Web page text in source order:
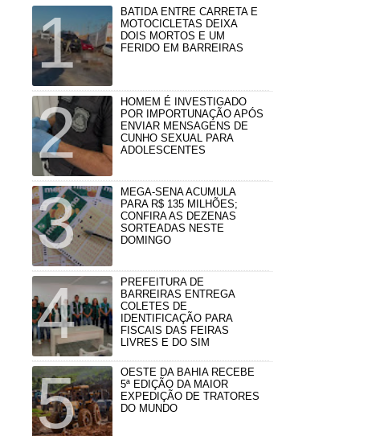
BATIDA ENTRE CARRETA E
MOTOCICLETAS DEIXA
DOIS MORTOS E UM
FERIDO EM BARREIRAS
HOMEM É INVESTIGADO
POR IMPORTUNAÇÃO APÓS
ENVIAR MENSAGENS DE
CUNHO SEXUAL PARA
ADOLESCENTES
MEGA-SENA ACUMULA
PARA R$ 135 MILHÕES;
CONFIRA AS DEZENAS
SORTEADAS NESTE
DOMINGO
PREFEITURA DE
BARREIRAS ENTREGA
COLETES DE
IDENTIFICAÇÃO PARA
FISCAIS DAS FEIRAS
LIVRES E DO SIM
OESTE DA BAHIA RECEBE
5ª EDIÇÃO DA MAIOR
EXPEDIÇÃO DE TRATORES
DO MUNDO